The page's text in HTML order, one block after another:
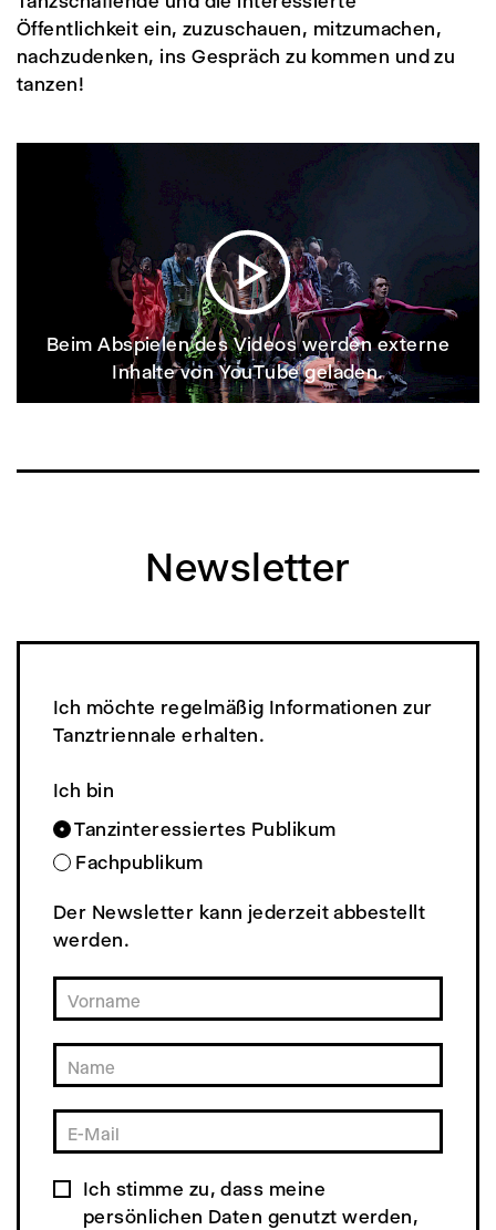
Öffentlichkeit ein, zuzuschauen, mitzumachen,
nachzudenken, ins Gespräch zu kommen und zu
tanzen!
Beim Abspielen des Videos werden externe
Inhalte von YouTube geladen.
Newsletter
Ich möchte regelmäßig Informationen zur
Tanztriennale erhalten.
Ich bin
Tanzinteressiertes Publikum
Fachpublikum
Der Newsletter kann jederzeit abbestellt
werden.
Ich stimme zu, dass meine
persönlichen Daten genutzt werden,